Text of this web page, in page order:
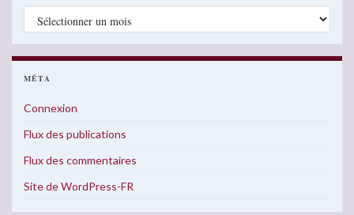
Archives
MÉTA
Connexion
Flux des publications
Flux des commentaires
Site de WordPress-FR